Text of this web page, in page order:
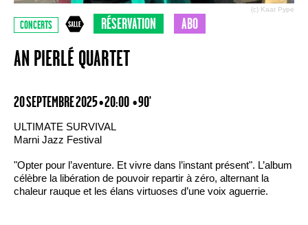
(c) Kaat Pype
CONCERTS RÉSERVATION ABO
AN PIERLÉ QUARTET
20 SEPTEMBRE 2025 • 20:00 • 90'
ULTIMATE SURVIVAL
Marni Jazz Festival
"Opter pour l’aventure. Et vivre dans l’instant présent". L’album
célèbre la libération de pouvoir repartir à zéro, alternant la
chaleur rauque et les élans virtuoses d’une voix aguerrie.